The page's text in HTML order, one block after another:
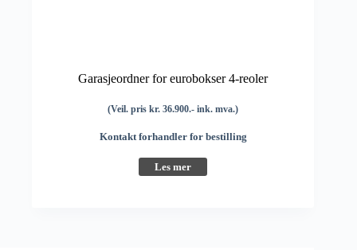
Garasjeordner for eurobokser 4-reoler
(Veil. pris kr. 36.900.- ink. mva.)
Kontakt forhandler for bestilling
Les mer